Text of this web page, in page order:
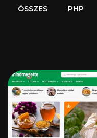
ÖSSZES PHP